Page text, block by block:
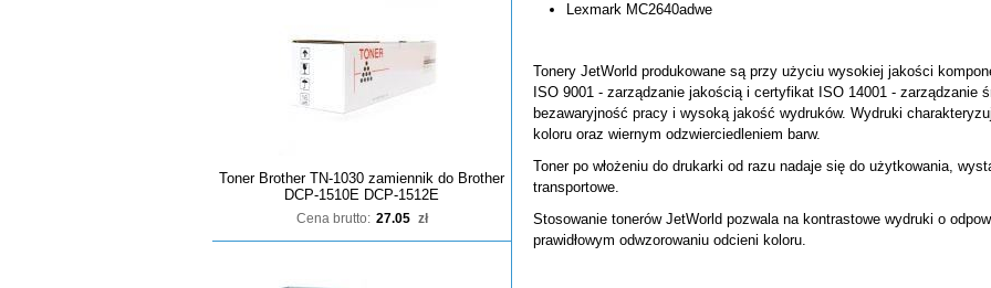
Toner Brother TN-1030 zamiennik do Brother
DCP-1510E DCP-1512E
Cena brutto: 27.05 zł
Lexmark MC2640adwe
Tonery JetWorld produkowane są przy użyciu wysokiej jakości
ISO 9001 - zarządzanie jakością i certyfikat ISO 14001 - zarządzanie
bezawaryjność pracy i wysoką jakość wydruków. Wydruki
koloru oraz wiernym odzwierciedleniem barw.
Toner po włożeniu do drukarki od razu nadaje się do użytkowania,
transportowe.
Stosowanie tonerów JetWorld pozwala na kontrastowe wydruki o
prawidłowym odwzorowaniu odcieni koloru.